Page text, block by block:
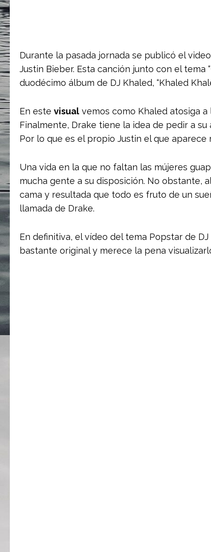
Durante la pasada jornada se publicó el
Justin Bieber. Esta canción junto con el tema “
duodécimo álbum de DJ Khaled, “Khaled
En este visual vemos como Khaled atosiga
Finalmente, Drake tiene la idea de pedir a
Por lo que es el propio Justin el que
Una vida en la que no faltan las mújeres
mucha gente a su disposición. No obstante,
cama y resultada que todo es fruto de un
llamada de Drake.
En definitiva, el vídeo del tema Popstar de
bastante original y merece la pena